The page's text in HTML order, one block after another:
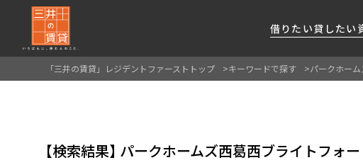
借りたい貸したい
ご提供するサービスをご紹介します
事
くご提案します
最適なプランをご提案します
ご相談も承ります
商
各種サービスをご紹介します
「三井の賃貸」レジデントファーストトップ キーワードで探す パークホー
検索結果 パークホームズ西葛西ブライトフォー